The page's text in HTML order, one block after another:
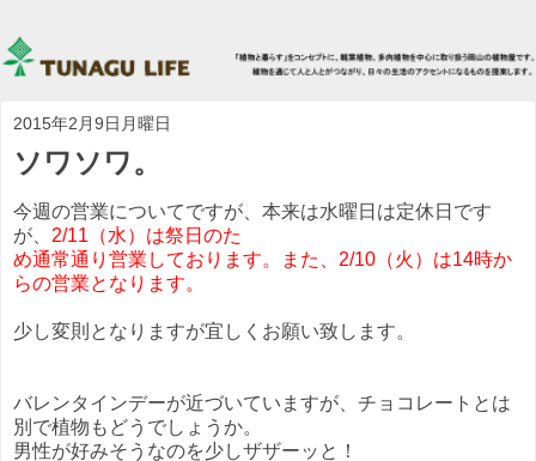
2015年2月9日月曜日
ソワソワ。
今週の営業についてですが、本来は水曜日は定休日です
が、 2/11（水）は祭日のた
め通常通り営業しております。また、2/10（火）は14時か
らの営業となります。
少し変則となりますが宜しくお願い致します。
バレンタインデーが近づいていますが、チョコレートとは
別で植物もどうでしょうか。
男性が好みそうなのを少しザザーッと！